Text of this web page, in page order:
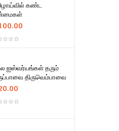
கண்ட
ஐஸ்வர்யங்கள் தரும்
திருவெம்பாவை